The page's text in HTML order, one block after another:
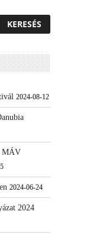
2024-08-12
MÁV
2024-06-24
2024